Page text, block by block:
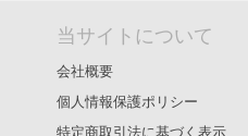
当サイトについて
会社概要
個人情報保護ポリシー
特定商取引法に基づく表示